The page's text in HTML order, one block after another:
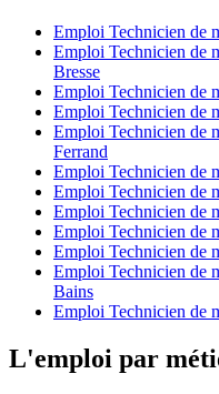
Emploi Technicien de
Emploi Technicien de
Bresse
Emploi Technicien de
Emploi Technicien de
Emploi Technicien de
Ferrand
Emploi Technicien de
Emploi Technicien de
Emploi Technicien de
Emploi Technicien de
Emploi Technicien de
Emploi Technicien de
Bains
Emploi Technicien de
L'emploi par